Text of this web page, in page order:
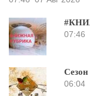
07:46
06:04